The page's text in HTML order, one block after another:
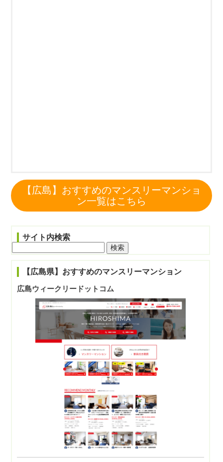
【広島】おすすめのマンスリーマンショ
ン一覧はこちら
サイト内検索
【広島県】おすすめのマンスリーマンション
広島ウィークリードットコム